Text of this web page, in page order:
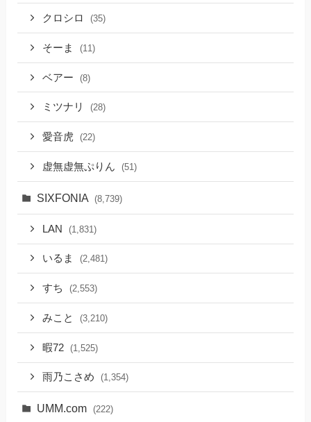
クロシロ (35)
そーま (11)
ベアー (8)
ミツナリ (28)
愛音虎 (22)
虚無虚無ぷりん (51)
SIXFONIA (8,739)
LAN (1,831)
いるま (2,481)
すち (2,553)
みこと (3,210)
暇72 (1,525)
雨乃こさめ (1,354)
UMM.com (222)